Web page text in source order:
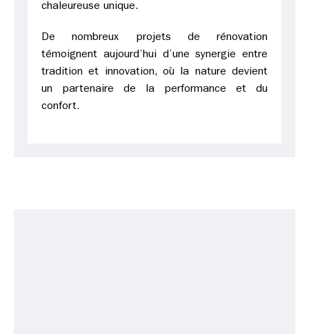
chaleureuse unique.
De nombreux projets de rénovation
témoignent aujourd’hui d’une synergie entre
tradition et innovation, où la nature devient
un partenaire de la performance et du
confort.